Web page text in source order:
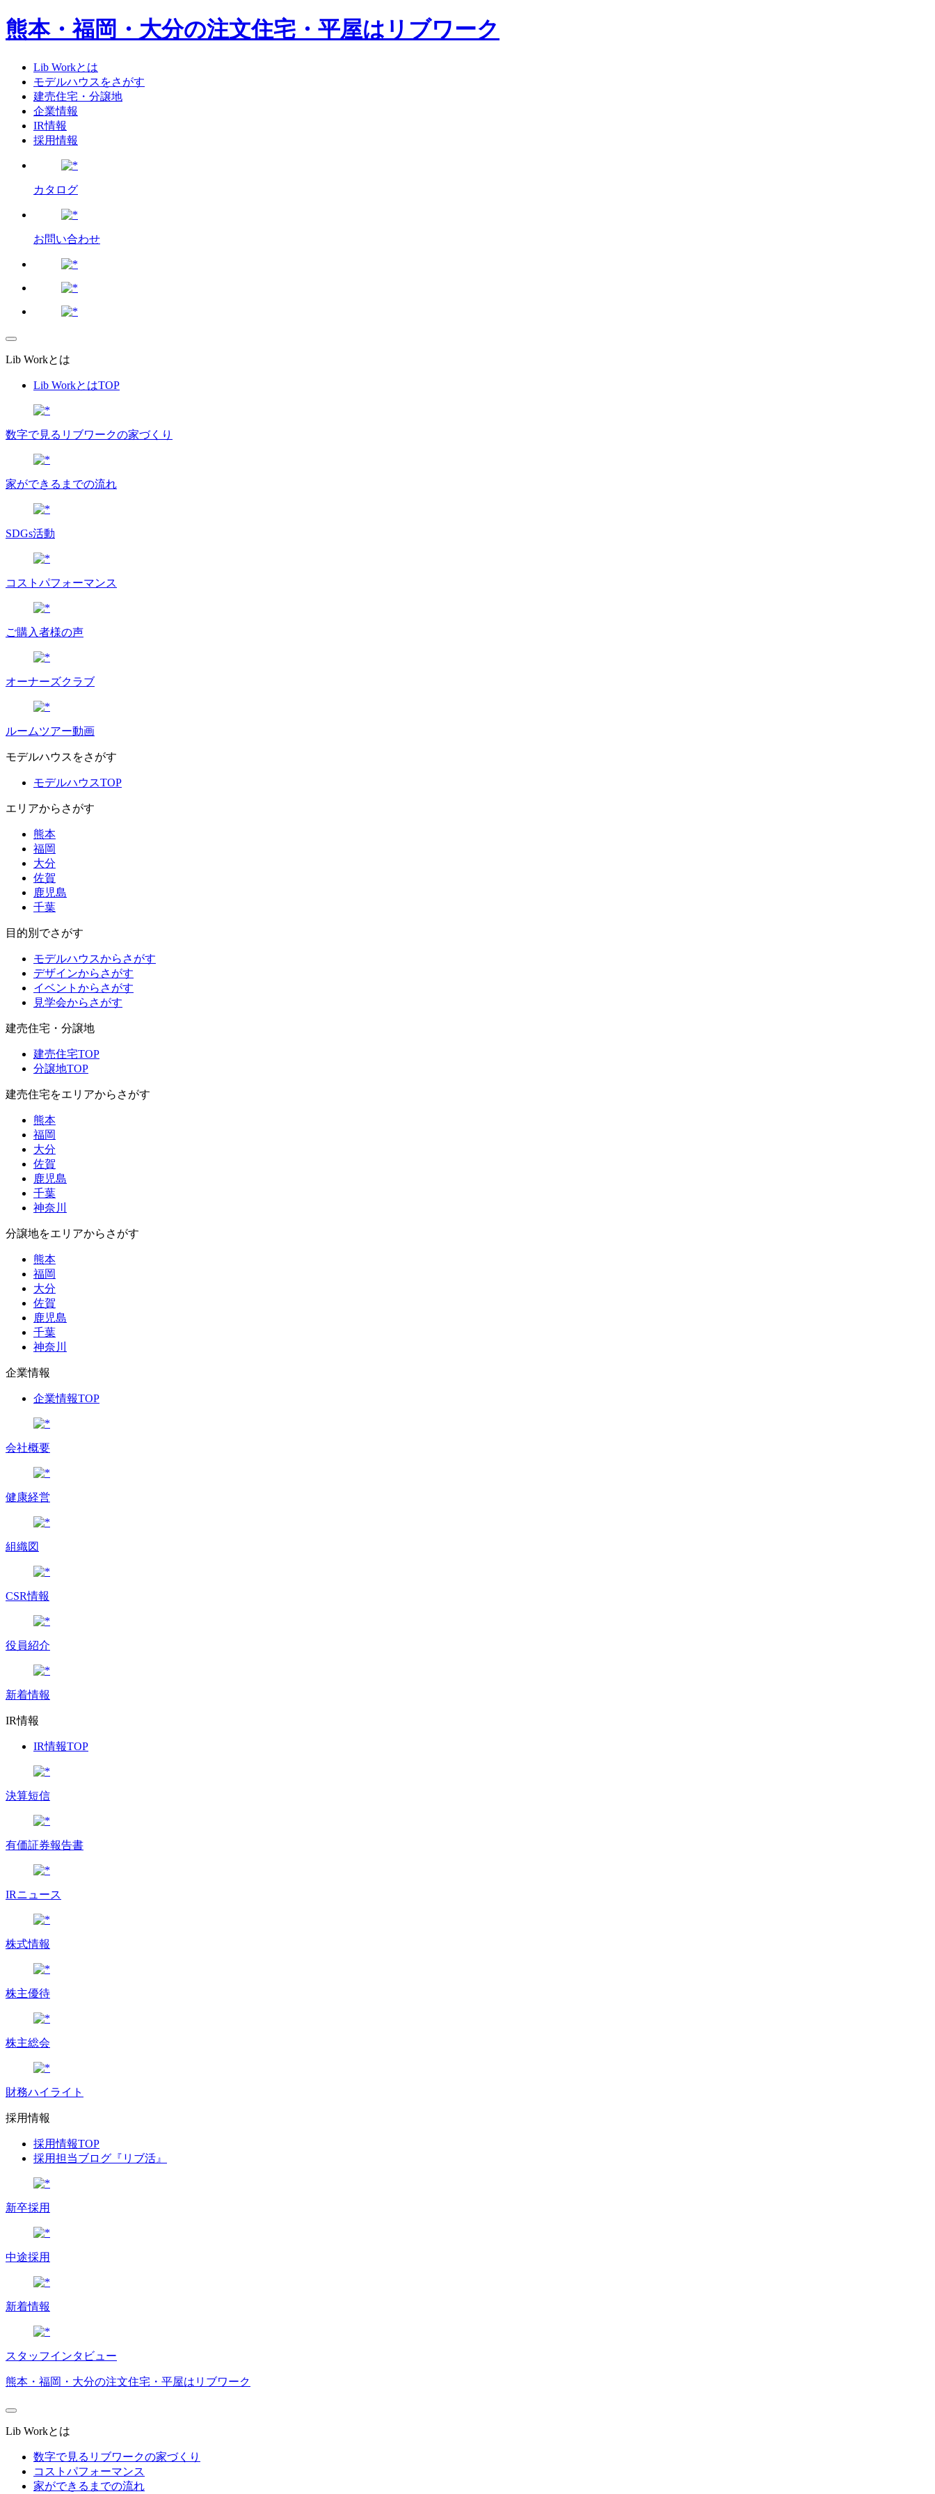
熊本・福岡・大分の注文住宅・平屋はリブワーク
Lib Workとは
モデルハウスをさがす
建売住宅・分譲地
企業情報
IR情報
採用情報
カタログ
お問い合わせ
Lib Workとは
Lib WorkとはTOP
数字で⾒るリブワークの家づくり
家ができるまでの流れ
SDGs活動
コストパフォーマンス
ご購入者様の声
オーナーズクラブ
ルームツアー動画
モデルハウスをさがす
モデルハウスTOP
エリアからさがす
熊本
福岡
大分
佐賀
鹿児島
千葉
目的別でさがす
モデルハウスからさがす
デザインからさがす
イベントからさがす
見学会からさがす
建売住宅・分譲地
建売住宅TOP
分譲地TOP
建売住宅をエリアからさがす
熊本
福岡
大分
佐賀
鹿児島
千葉
神奈川
分譲地をエリアからさがす
熊本
福岡
大分
佐賀
鹿児島
千葉
神奈川
企業情報
企業情報TOP
会社概要
健康経営
組織図
CSR情報
役員紹介
新着情報
IR情報
IR情報TOP
決算短信
有価証券報告書
IRニュース
株式情報
株主優待
株主総会
財務ハイライト
採用情報
採用情報TOP
採用担当ブログ『リブ活』
新卒採用
中途採用
新着情報
スタッフインタビュー
熊本・福岡・大分の注文住宅・平屋はリブワーク
Lib Workとは
数字で見るリブワークの家づくり
コストパフォーマンス
家ができるまでの流れ